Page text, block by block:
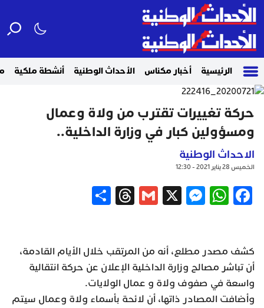
الرئيسية أخبار مكناس الأحداث الوطنية أنشطة ملكية
حركة تغييرات تقترب من ولاة وعمال
ومسؤولين كبار في وزارة الداخلية..
الاحداث الوطنية
الخميس 28 يناير 2021 - 12:30
Facebook
WhatsApp
Messenger
X
Gmail
Threads
كشف مصدر مطلع، أنه من المرتقب خلال الأيام القادمة،
أن تباشر مصالح وزارة الداخلية الإعلان عن حركة انتقالية
واسعة في صفوف ولاة و عمال الولايات.
وأضافت المصادر ذاتها، أن لائحة بأسماء ولاة وعمال سيتم